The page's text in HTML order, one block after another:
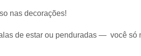
nas decorações!
de estar ou penduradas — você só